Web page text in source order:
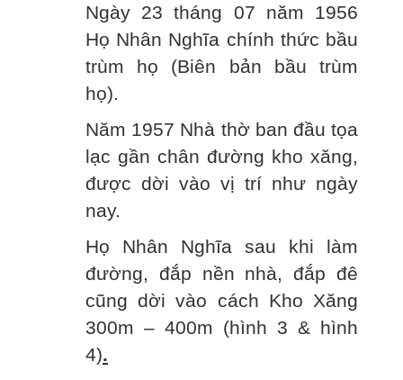
Ngày 23 tháng 07 năm 1956
Họ Nhân Nghĩa chính thức bầu
trùm họ (Biên bản bầu trùm
họ).
Năm 1957 Nhà thờ ban đầu tọa
lạc gần chân đường kho xăng,
được dời vào vị trí như ngày
nay.
Họ Nhân Nghĩa sau khi làm
đường, đắp nền nhà, đắp đê
cũng dời vào cách Kho Xăng
300m – 400m (hình 3 & hình
4).